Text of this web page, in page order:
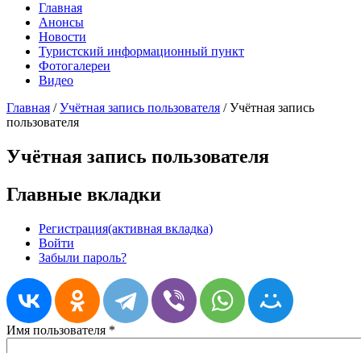
Главная
Анонсы
Новости
Туристский информационный пункт
Фотогалереи
Видео
Главная /Учётная запись пользователя /Учётная запись
пользователя
Учётная запись пользователя
Главные вкладки
Регистрация(активная вкладка)
Войти
Забыли пароль?
Имя пользователя *